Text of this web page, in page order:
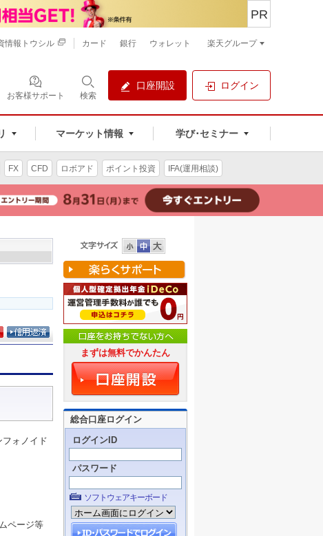
お客様サポート 検索
口座開設 ログイン
マーケット情報 学び･セミナー
PR
情報トウシル カード 銀行 ウォレット 楽天グループ
FX CFD ロボアド ポイント投資 IFA(運用相談)
ォノイド
ページ等
まずは無料でかんたん
総合口座ログイン
ログインID
パスワード
ソフトウェアキーボード